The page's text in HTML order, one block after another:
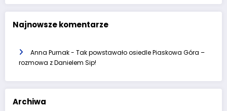
Najnowsze komentarze
Anna Purnak- Tak powstawało osiedle Piaskowa Góra –
rozmowa z Danielem Sip!
Archiwa